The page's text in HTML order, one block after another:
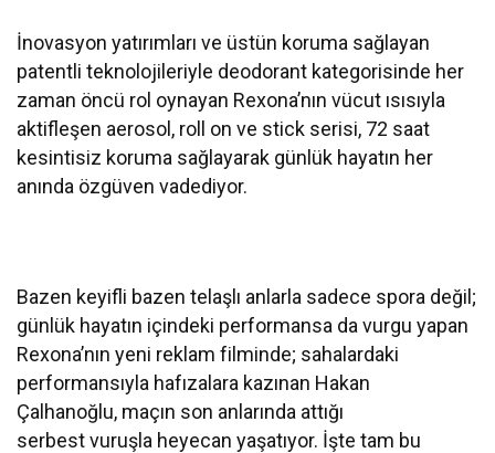
İnovasyon yatırımları ve üstün koruma sağlayan
patentli teknolojileriyle deodorant kategorisinde her
zaman öncü rol oynayan Rexona’nın vücut ısısıyla
aktifleşen aerosol, roll on ve stick serisi, 72 saat
kesintisiz koruma sağlayarak günlük hayatın her
anında özgüven vadediyor.
Bazen keyifli bazen telaşlı anlarla sadece spora değil;
günlük hayatın içindeki performansa da vurgu yapan
Rexona’nın yeni reklam filminde; sahalardaki
performansıyla hafızalara kazınan Hakan
Çalhanoğlu, maçın son anlarında attığı
serbest vuruşla heyecan yaşatıyor. İşte tam bu